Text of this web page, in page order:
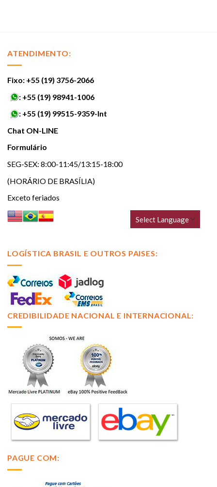
ATENDIMENTO:
Fixo: +55 (19) 3756-2066
: +55 (19) 98941-1006
: +55 (19) 99515-9359-Int
Chat ON-LINE
Formulário
SEG-SEX: 8:00-11:45/13:15-18:00
(HORÁRIO DE BRASÍLIA)
Exceto feriados
LOGÍSTICA BRASIL E OUTROS PAISES:
CREDIBILIDADE NACIONAL E INTERNACIONAL:
PAGUE COM: